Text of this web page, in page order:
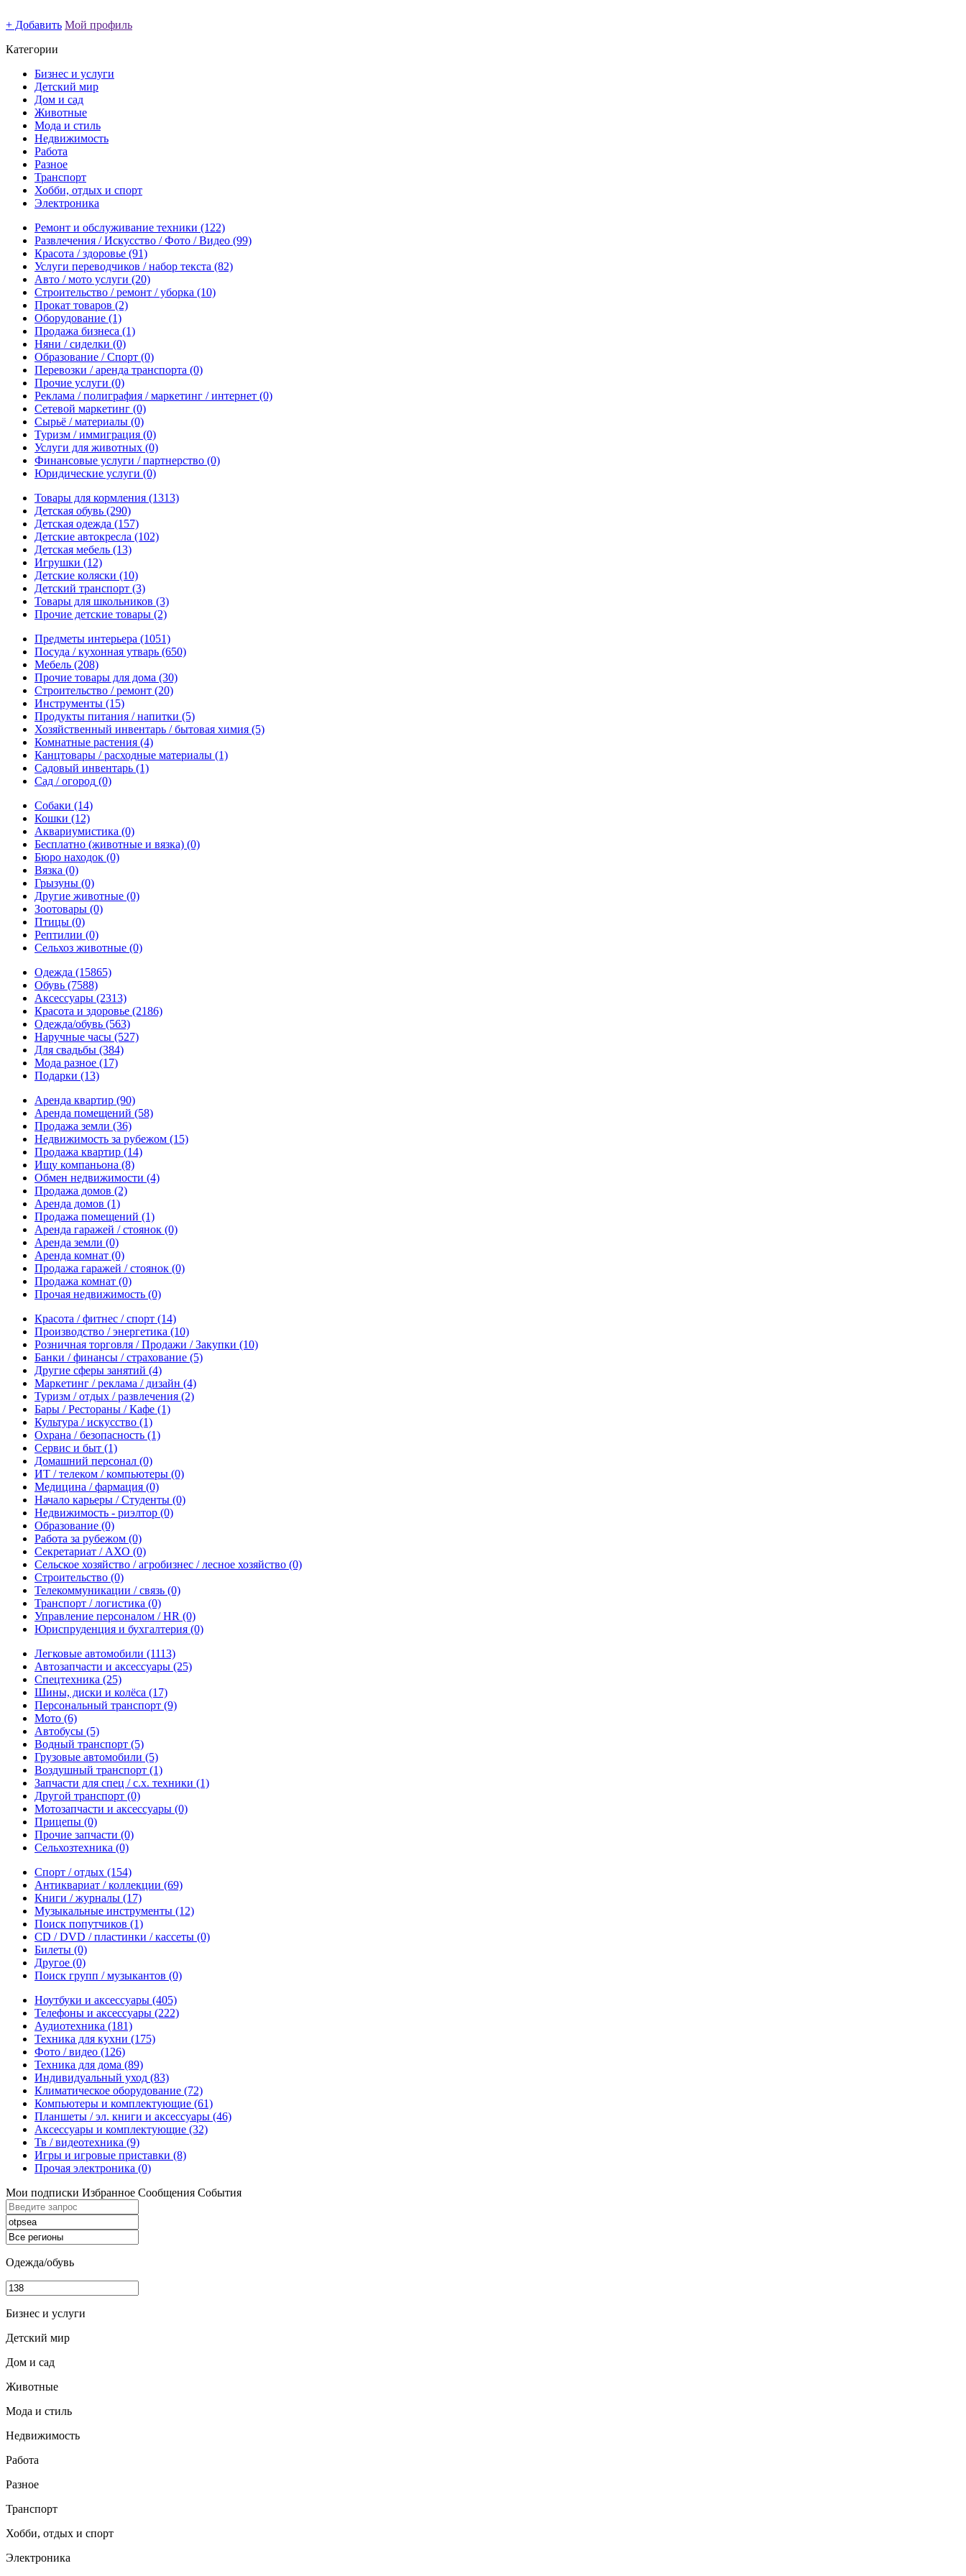
+ Добавить Мой профиль
Категории
Бизнес и услуги
Детский мир
Дом и сад
Животные
Мода и стиль
Недвижимость
Работа
Разное
Транспорт
Хобби, отдых и спорт
Электроника
Ремонт и обслуживание техники (122)
Развлечения / Искусство / Фото / Видео (99)
Красота / здоровье (91)
Услуги переводчиков / набор текста (82)
Авто / мото услуги (20)
Строительство / ремонт / уборка (10)
Прокат товаров (2)
Оборудование (1)
Продажа бизнеса (1)
Няни / сиделки (0)
Образование / Спорт (0)
Перевозки / аренда транспорта (0)
Прочие услуги (0)
Реклама / полиграфия / маркетинг / интернет (0)
Сетевой маркетинг (0)
Сырьё / материалы (0)
Туризм / иммиграция (0)
Услуги для животных (0)
Финансовые услуги / партнерство (0)
Юридические услуги (0)
Товары для кормления (1313)
Детская обувь (290)
Детская одежда (157)
Детские автокресла (102)
Детская мебель (13)
Игрушки (12)
Детские коляски (10)
Детский транспорт (3)
Товары для школьников (3)
Прочие детские товары (2)
Предметы интерьера (1051)
Посуда / кухонная утварь (650)
Мебель (208)
Прочие товары для дома (30)
Строительство / ремонт (20)
Инструменты (15)
Продукты питания / напитки (5)
Хозяйственный инвентарь / бытовая химия (5)
Комнатные растения (4)
Канцтовары / расходные материалы (1)
Садовый инвентарь (1)
Сад / огород (0)
Собаки (14)
Кошки (12)
Аквариумистика (0)
Бесплатно (животные и вязка) (0)
Бюро находок (0)
Вязка (0)
Грызуны (0)
Другие животные (0)
Зоотовары (0)
Птицы (0)
Рептилии (0)
Сельхоз животные (0)
Одежда (15865)
Обувь (7588)
Аксессуары (2313)
Красота и здоровье (2186)
Одежда/обувь (563)
Наручные часы (527)
Для свадьбы (384)
Мода разное (17)
Подарки (13)
Аренда квартир (90)
Аренда помещений (58)
Продажа земли (36)
Недвижимость за рубежом (15)
Продажа квартир (14)
Ищу компаньона (8)
Обмен недвижимости (4)
Продажа домов (2)
Аренда домов (1)
Продажа помещений (1)
Аренда гаражей / стоянок (0)
Аренда земли (0)
Аренда комнат (0)
Продажа гаражей / стоянок (0)
Продажа комнат (0)
Прочая недвижимость (0)
Красота / фитнес / спорт (14)
Производство / энергетика (10)
Розничная торговля / Продажи / Закупки (10)
Банки / финансы / страхование (5)
Другие сферы занятий (4)
Маркетинг / реклама / дизайн (4)
Туризм / отдых / развлечения (2)
Бары / Рестораны / Кафе (1)
Культура / искусство (1)
Охрана / безопасность (1)
Сервис и быт (1)
Домашний персонал (0)
ИТ / телеком / компьютеры (0)
Медицина / фармация (0)
Начало карьеры / Студенты (0)
Недвижимость - риэлтор (0)
Образование (0)
Работа за рубежом (0)
Секретариат / АХО (0)
Сельское хозяйство / агробизнес / лесное хозяйство (0)
Строительство (0)
Телекоммуникации / связь (0)
Транспорт / логистика (0)
Управление персоналом / HR (0)
Юриспруденция и бухгалтерия (0)
Легковые автомобили (1113)
Автозапчасти и аксессуары (25)
Спецтехника (25)
Шины, диски и колёса (17)
Персональный транспорт (9)
Мото (6)
Автобусы (5)
Водный транспорт (5)
Грузовые автомобили (5)
Воздушный транспорт (1)
Запчасти для спец / с.х. техники (1)
Другой транспорт (0)
Мотозапчасти и аксессуары (0)
Прицепы (0)
Прочие запчасти (0)
Сельхозтехника (0)
Спорт / отдых (154)
Антиквариат / коллекции (69)
Книги / журналы (17)
Музыкальные инструменты (12)
Поиск попутчиков (1)
CD / DVD / пластинки / кассеты (0)
Билеты (0)
Другое (0)
Поиск групп / музыкантов (0)
Ноутбуки и аксессуары (405)
Телефоны и аксессуары (222)
Аудиотехника (181)
Техника для кухни (175)
Фото / видео (126)
Техника для дома (89)
Индивидуальный уход (83)
Климатическое оборудование (72)
Компьютеры и комплектующие (61)
Планшеты / эл. книги и аксессуары (46)
Аксессуары и комплектующие (32)
Тв / видеотехника (9)
Игры и игровые приставки (8)
Прочая электроника (0)
Мои подписки Избранное Сообщения События
Одежда/обувь
Бизнес и услуги
Детский мир
Дом и сад
Животные
Мода и стиль
Недвижимость
Работа
Разное
Транспорт
Хобби, отдых и спорт
Электроника